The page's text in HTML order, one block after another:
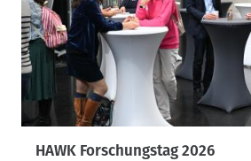
HAWK Forschungstag 2026